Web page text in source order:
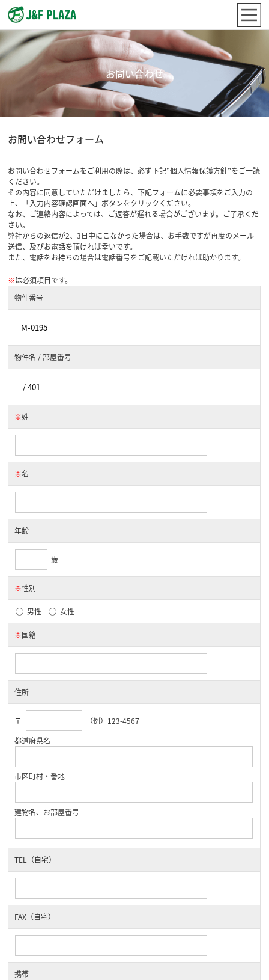
お問い合わせ
お問い合わせフォーム
お問い合わせフォームをご利用の際は、必ず下記”個人情報保護方針”をご一読
ください。
その内容に同意していただけましたら、下記フォームに必要事項をご入力の
上、「入力内容確認画面へ」ボタンをクリックください。
なお、ご連絡内容によっては、ご返答が遅れる場合がございます。ご了承くだ
さい。
弊社からの返信が2、3日中にこなかった場合は、お手数ですが再度のメール
送信、及びお電話を頂ければ幸いです。
また、電話をお持ちの場合は電話番号をご記載いただければ助かります。
※は必須項目です。
物件番号
物件名 / 部屋番号
※姓
※名
年齢
歳
※性別
男性 女性
※国籍
住所
〒
（例）123-4567
都道府県名
市区町村・番地
建物名、お部屋番号
TEL（自宅）
FAX（自宅）
携帯